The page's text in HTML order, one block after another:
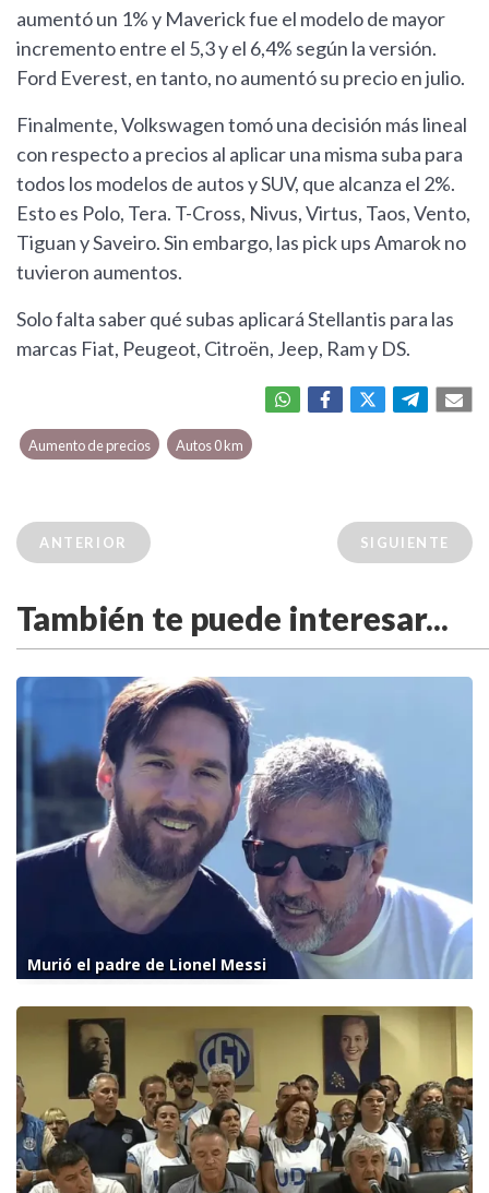
aumentó un 1% y Maverick fue el modelo de mayor
incremento entre el 5,3 y el 6,4% según la versión.
Ford Everest, en tanto, no aumentó su precio en julio.
Finalmente, Volkswagen tomó una decisión más lineal
con respecto a precios al aplicar una misma suba para
todos los modelos de autos y SUV, que alcanza el 2%.
Esto es Polo, Tera. T-Cross, Nivus, Virtus, Taos, Vento,
Tiguan y Saveiro. Sin embargo, las pick ups Amarok no
tuvieron aumentos.
Solo falta saber qué subas aplicará Stellantis para las
marcas Fiat, Peugeot, Citroën, Jeep, Ram y DS.
Aumento de precios Autos 0 km
ANTERIOR SIGUIENTE
También te puede interesar...
Murió el padre de Lionel Messi